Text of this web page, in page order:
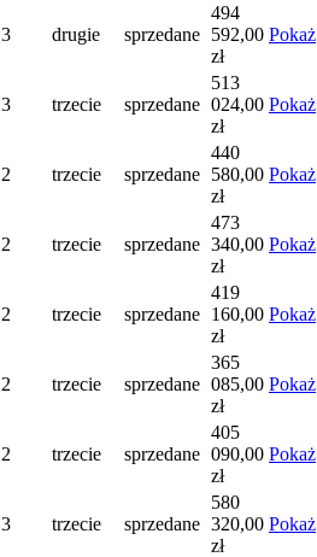
3 drugie sprzedane
494
592,00
zł
Pokaż
3 trzecie sprzedane
513
024,00
zł
Pokaż
2 trzecie sprzedane
440
580,00
zł
Pokaż
2 trzecie sprzedane
473
340,00
zł
Pokaż
2 trzecie sprzedane
419
160,00
zł
Pokaż
2 trzecie sprzedane
365
085,00
zł
Pokaż
2 trzecie sprzedane
405
090,00
zł
Pokaż
3 trzecie sprzedane
580
320,00
zł
Pokaż